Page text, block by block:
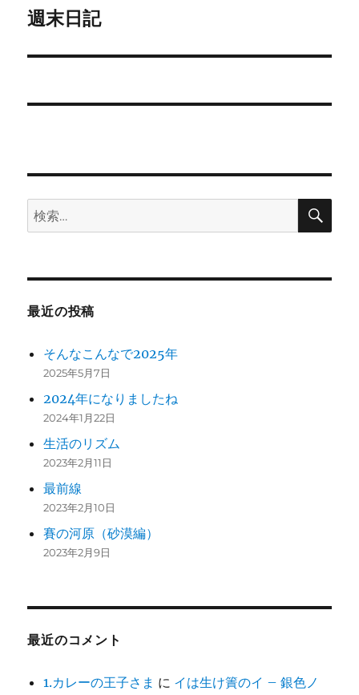
ゲ
ー
次
投
週末日記
検
索:
検
最近の投稿
そんなこんなで2025年
2025年5月7日
2024年になりましたね
2024年1月22日
生活のリズム
2023年2月11日
最前線
2023年2月10日
賽の河原（砂漠編）
2023年2月9日
最近のコメント
1.カレーの王子さま に イは生け簀のイ – 銀色ノ